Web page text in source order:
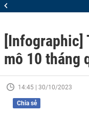
[Infographic]
mô 10 tháng
14:45 | 30/10/2023
Chia sẻ